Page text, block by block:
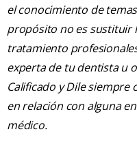
el conocimiento de
propósito no es sustituir
tratamiento
experta de tu dentista u
Calificado y Dile
en relación con alguna
médico.